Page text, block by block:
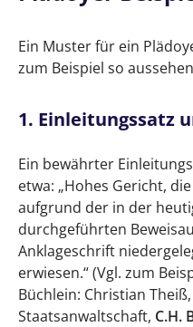
Ein Muster für ein
zum Beispiel so
1. Einleitungssatz
Ein bewährter
etwa: „Hohes Gericht,
aufgrund der in der
durchgeführten
Anklageschrift
erwiesen.“ (Vgl. zum
Büchlein: Christian
Staatsanwaltschaft, C.H.